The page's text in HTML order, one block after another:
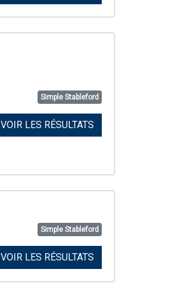
Simple Stableford
VOIR LES RÉSULTATS
Simple Stableford
VOIR LES RÉSULTATS